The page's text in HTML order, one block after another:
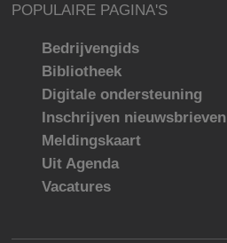
POPULAIRE PAGINA'S
Bedrijvengids
Bibliotheek
Digitale ondersteuning
Inschrijven nieuwsbrieven
Meldingskaart
Uit Agenda
Vacatures